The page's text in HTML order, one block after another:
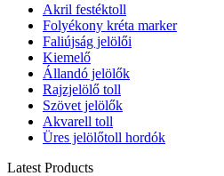
Akril festéktoll
Folyékony kréta marker
Faliújság jelölői
Kiemelő
Állandó jelölők
Rajzjelölő toll
Szövet jelölők
Akvarell toll
Üres jelölőtoll hordók
Latest Products